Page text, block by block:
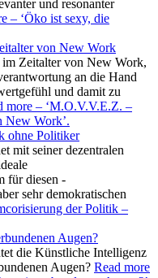
und resonanter
– ‘Öko ist sexy, die
von New Work
Zeitalter von New Work,
an die Hand
und damit zu
more – ‘M.O.V.V.E.Z. –
New Work’.
ohne Politiker
mit seiner dezentralen
für diesen -
sehr demokratischen
der Politik –
Augen?
die Künstliche Intelligenz
Augen? Read more